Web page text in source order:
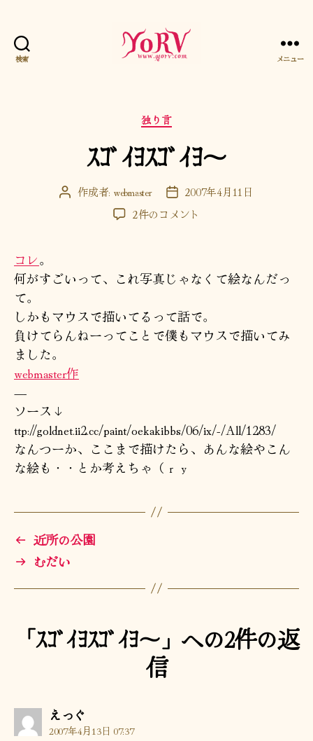
検索 メニュー
カ
テ
ゴ
リ
独り言
ｽｺﾞｲﾖｽｺﾞｲﾖ～
投 作成者: webmaster
投
稿
日
2007年4月11日
ｽ
ｽ
ﾖ
～
2件のコメント
コレ。
何がすごいって、これ写真じゃなくて絵なんだっ
て。
しかもマウスで描いてるって話で。
負けてらんねーってことで僕もマウスで描いてみ
ました。
webmaster作
—-
ソース↓
ttp://goldnet.ii2.cc/paint/oekakibbs/06/ix/-/All/1283/
なんつーか、ここまで描けたら、あんな絵やこん
な絵も・・とか考えちゃ（ｒｙ
← 近所の公園
→ むだい
「ｽｺﾞｲﾖｽｺﾞｲﾖ～」への2件の返
信
えっぐ
発
2007年4月13日 07:37